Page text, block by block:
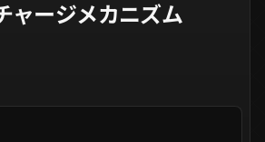
ャージメカニズム